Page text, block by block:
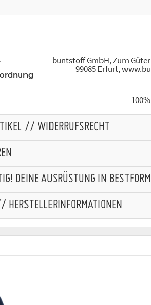
buntstoff GmbH, Zum
99085 Erfurt,
// WIDERRUFSRECHT
DEINE AUSRÜSTUNG IN
HERSTELLERINFORMATIONEN